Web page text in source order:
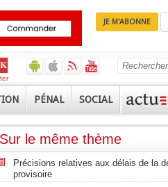
JE M'ABONNE
PÉNAL SOCIAL
Sur le même thème
Précisions relatives aux délais de la
provisoire